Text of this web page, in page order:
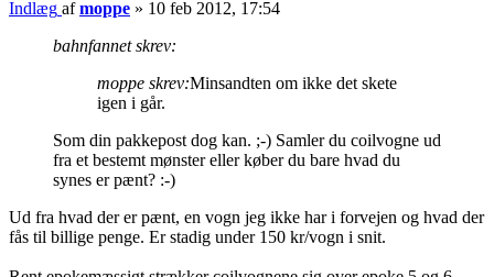
Indlæg afmoppe » 10 feb 2012, 17:54
bahnfannet skrev:
moppe skrev:Minsandten om ikke det skete
igen i går.
Som din pakkepost dog kan. ;-) Samler du coilvogne ud
fra et bestemt mønster eller køber du bare hvad du
synes er pænt? :-)
Ud fra hvad der er pænt, en vogn jeg ikke har i forvejen og hvad der
fås til billige penge. Er stadig under 150 kr/vogn i snit.